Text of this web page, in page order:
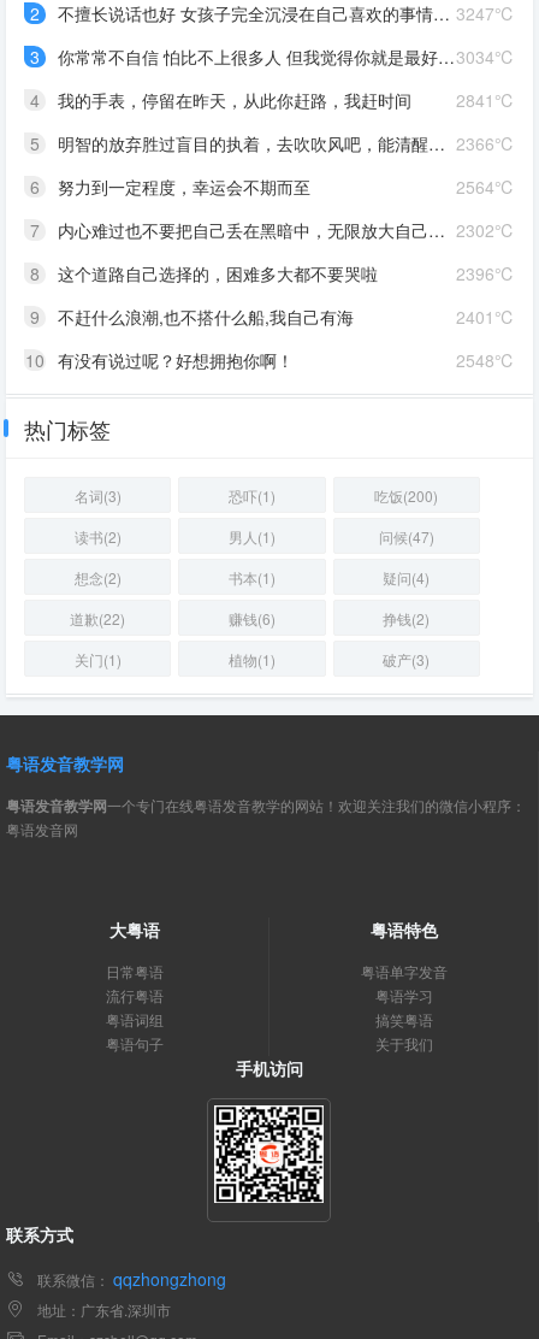
3247℃
2
不擅长说话也好 女孩子完全沉浸在自己喜欢的事情里 最可爱了 剩下的我会圆场
3034℃
3
你常常不自信 怕比不上很多人 但我觉得你就是最好的 怎么都好 我想告诉你 我对你的爱是兜底 是连你自己都不喜欢自己的时候 还有我来爱你
2841℃
4
我的手表，停留在昨天，从此你赶路，我赶时间
2366℃
5
明智的放弃胜过盲目的执着，去吹吹风吧，能清醒的话感冒也没关系。
2564℃
6
努力到一定程度，幸运会不期而至
2302℃
7
内心难过也不要把自己丢在黑暗中，无限放大自己的情绪。按时睡觉，好好吃饭，洗个热乎的澡，喝甜甜的奶茶。看看长河落日，花朵树木，驱逐丧气再努力奔跑，生活到处是发光的星星。
2396℃
8
这个道路自己选择的，困难多大都不要哭啦
2401℃
9
不赶什么浪潮,也不搭什么船,我自己有海
2548℃
10 有没有说过呢？好想拥抱你啊！
热门标签
名词(3) 恐吓(1)
吃饭(200)
读书(2)
男人(1)
问候(47)
想念(2)
书本(1)
疑问(4)
道歉(22)
赚钱(6)
挣钱(2)
关门(1)
植物(1) 破产(3)
粤语发音教学网
粤语发音教学网一个专门在线粤语发音教学的网站！欢迎关注我们的微信小程序：
粤语发音网
大粤语
日常粤语
流行粤语
粤语词组
粤语句子
粤语特色
粤语单字发音
粤语学习
搞笑粤语
关于我们
手机访问
联系方式
联系微信： qqzhongzhong
地址：广东省.深圳市